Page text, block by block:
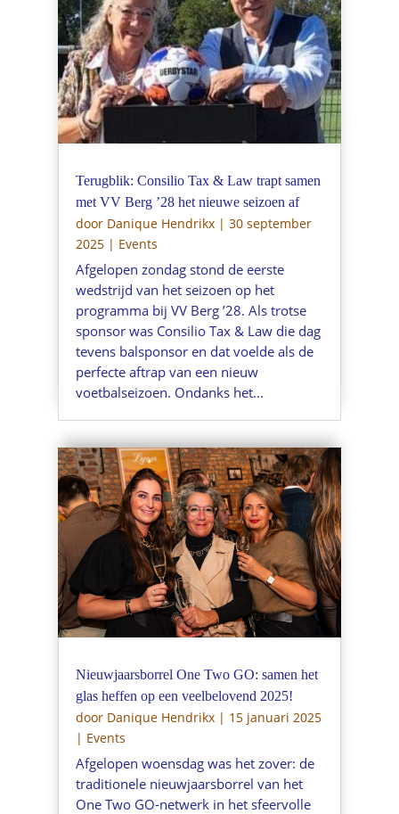
Terugblik: Consilio Tax & Law trapt samen
met VV Berg ’28 het nieuwe seizoen af
door Danique Hendrikx| 30 september
2025| Events
Afgelopen zondag stond de eerste
wedstrijd van het seizoen op het
programma bij VV Berg ’28. Als trotse
sponsor was Consilio Tax & Law die dag
tevens balsponsor en dat voelde als de
perfecte aftrap van een nieuw
voetbalseizoen. Ondanks het...
Nieuwjaarsborrel One Two GO: samen het
glas heffen op een veelbelovend 2025!
door Danique Hendrikx| 15 januari 2025
| Events
Afgelopen woensdag was het zover: de
traditionele nieuwjaarsborrel van het
One Two GO-netwerk in het sfeervolle